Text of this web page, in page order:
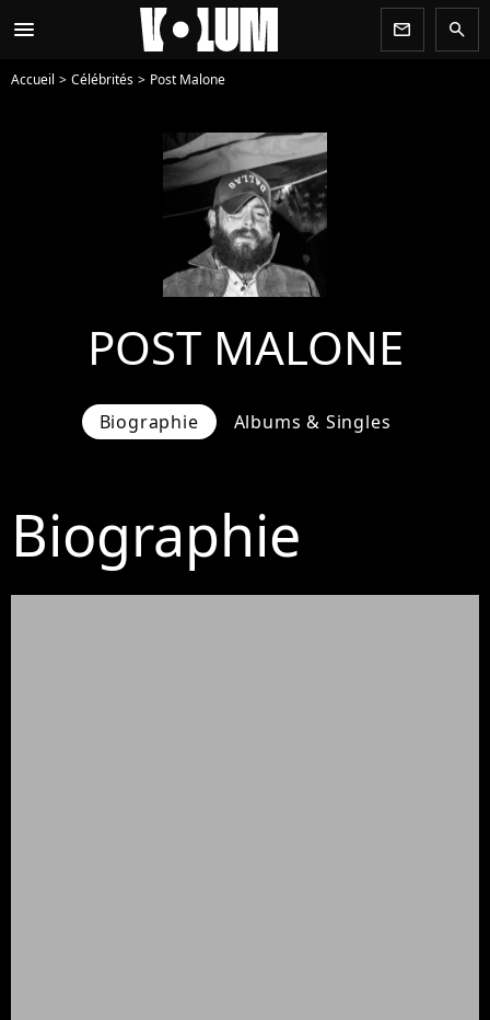
menu newsletter search
Accueil Célébrités Post Malone
POST MALONE
Biographie Albums & Singles
Biographie